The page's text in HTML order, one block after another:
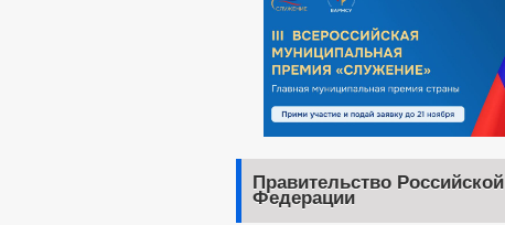
Правительство Российской
Федерации